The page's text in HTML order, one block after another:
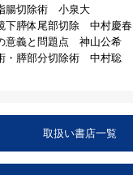
腸切除術 小泉大
下膵体尾部切除 中村慶春
意義と問題点 神山公希
・膵部分切除術 中村聡
取扱い書店一覧